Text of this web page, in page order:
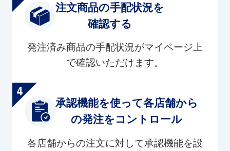
注文商品の手配状況を
確認する
発注済み商品の手配状況がマイページ上
で確認いただけます。
承認機能を使って各店舗から
の発注をコントロール
各店舗からの注文に対して承認機能を設